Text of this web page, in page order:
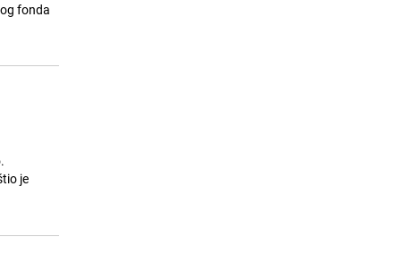
fonda
je